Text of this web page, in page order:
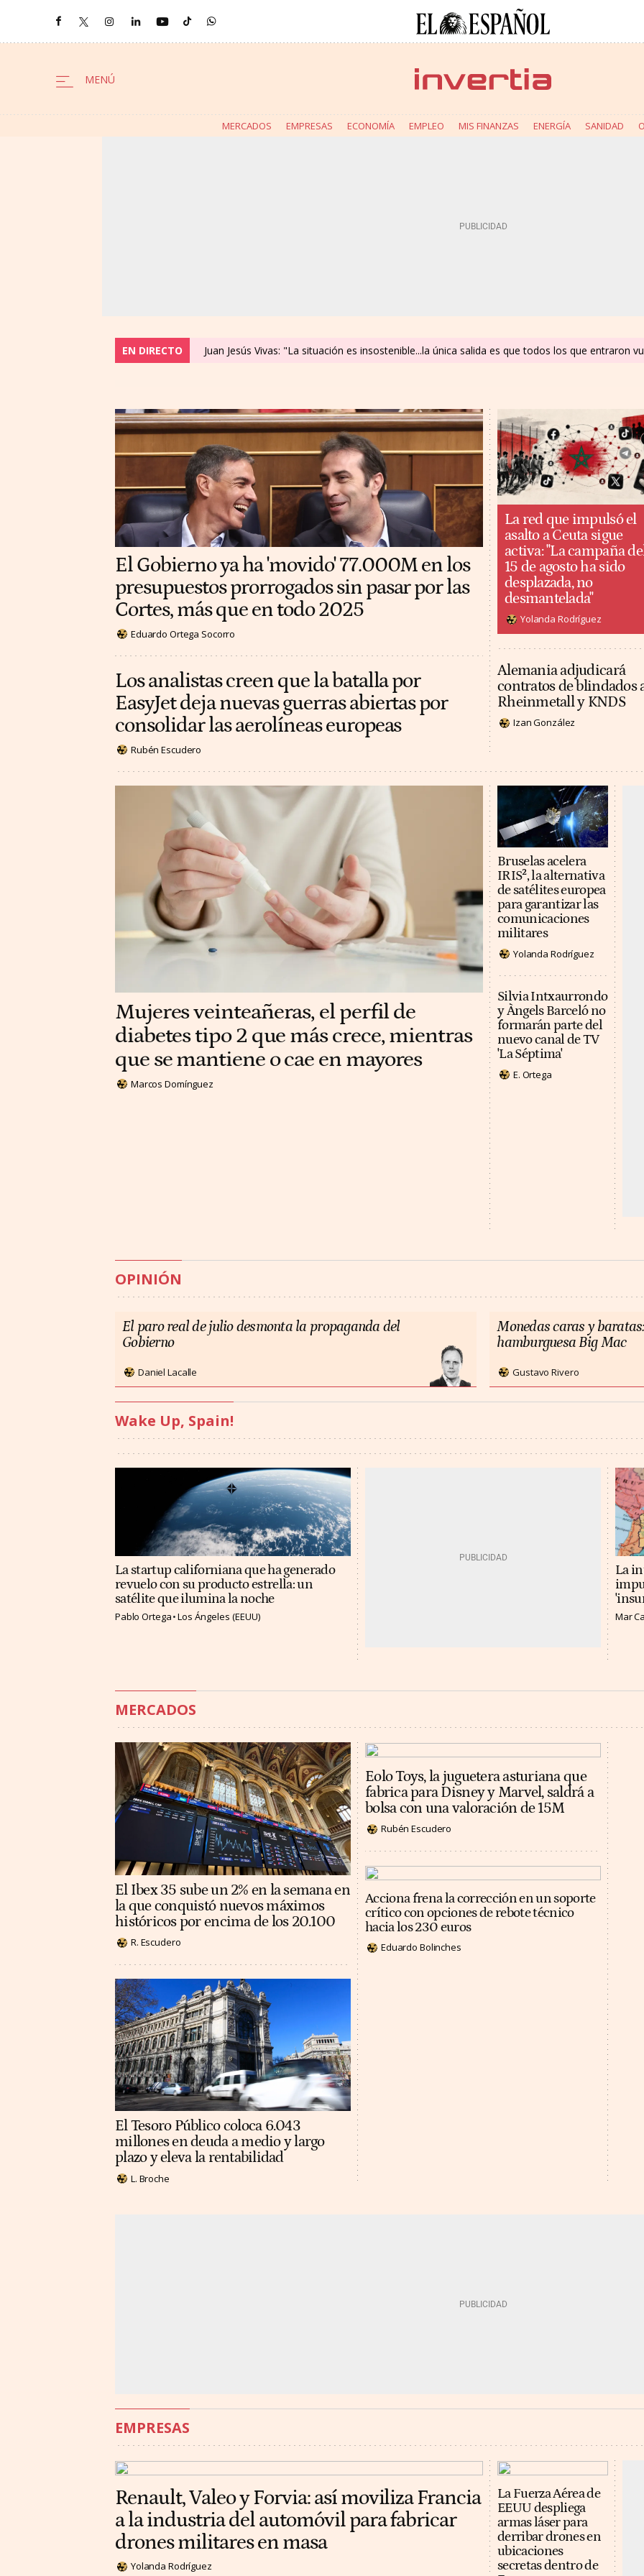
MERCADOS EMPRESAS ECONOMÍA EMPLEO MIS FINANZAS ENERGÍA SANIDAD
EN DIRECTO Juan Jesús Vivas: "La situación es insostenible...la única salida es que todos los que entraron
El Gobierno ya ha 'movido' 77.000M en los
presupuestos prorrogados sin pasar por las
Cortes, más que en todo 2025
Eduardo Ortega Socorro
Los analistas creen que la batalla por
EasyJet deja nuevas guerras abiertas por
consolidar las aerolíneas europeas
Rubén Escudero
La red que impulsó el
asalto a Ceuta sigue
activa: "La campaña
15 de agosto ha sido
desplazada, no
desmantelada"
Yolanda Rodríguez
Alemania adjudicará
contratos de blindados
Rheinmetall y KNDS
Izan González
Mujeres veinteañeras, el perfil de
diabetes tipo 2 que más crece, mientras
que se mantiene o cae en mayores
Marcos Domínguez
Bruselas acelera
IRIS², la alternativa
de satélites europea
para garantizar las
comunicaciones
militares
Yolanda Rodríguez
Silvia Intxaurrondo
y Àngels Barceló no
formarán parte del
nuevo canal de TV
'La Séptima'
E. Ortega
OPINIÓN
El paro real de julio desmonta la propaganda del
Gobierno
Daniel Lacalle
Monedas caras y
hamburguesa Big Mac
Gustavo Rivero
Wake Up, Spain!
La startup californiana que ha generado
revuelo con su producto estrella: un
satélite que ilumina la noche
Pablo Ortega Los Ángeles (EEUU)
La
Mar
MERCADOS
El Ibex 35 sube un 2% en la semana en
la que conquistó nuevos máximos
históricos por encima de los 20.100
R. Escudero
El Tesoro Público coloca 6.043
millones en deuda a medio y largo
plazo y eleva la rentabilidad
L. Broche
Eolo Toys, la juguetera asturiana que
fabrica para Disney y Marvel, saldrá a
bolsa con una valoración de 15M
Rubén Escudero
Acciona frena la corrección en un soporte
crítico con opciones de rebote técnico
hacia los 230 euros
Eduardo Bolinches
EMPRESAS
Renault, Valeo y Forvia: así moviliza Francia
a la industria del automóvil para fabricar
drones militares en masa
Yolanda Rodríguez
La Fuerza Aérea de
EEUU despliega
armas láser para
derribar drones en
ubicaciones
secretas dentro de